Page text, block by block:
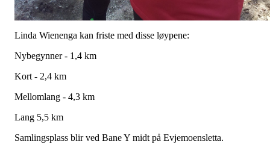
Linda Wienenga kan friste med disse løypene:
Nybegynner - 1,4 km
Kort - 2,4 km
Mellomlang - 4,3 km
Lang 5,5 km
Samlingsplass blir ved Bane Y midt på Evjemoensletta.